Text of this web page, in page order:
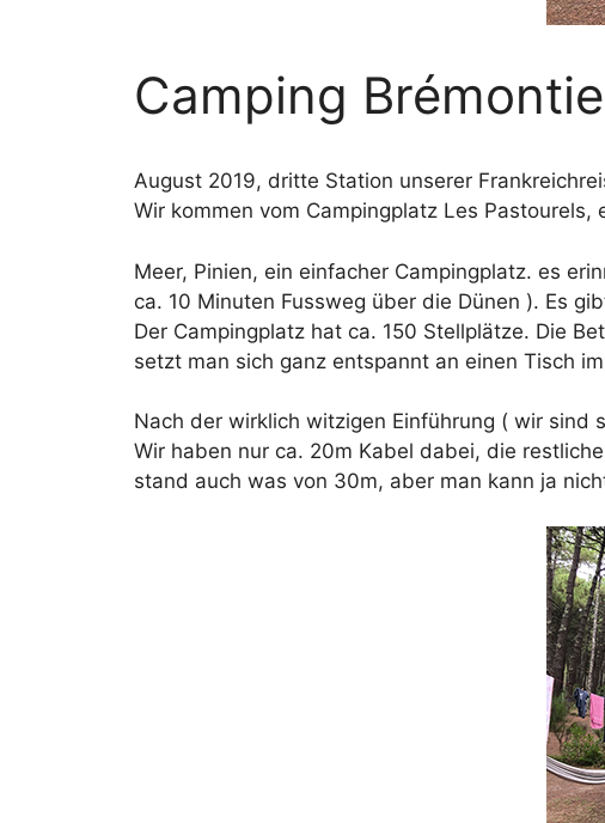
Camping
August 2019, dritte Station unserer
Wir kommen vom Campingplatz Les
Meer, Pinien, ein einfacher Campingplatz. es
ca. 10 Minuten Fussweg über die Dünen ). Es
Der Campingplatz hat ca. 150 Stellplätze. Die
setzt man sich ganz entspannt an einen Tisch
Nach der wirklich witzigen Einführung ( wir sind
Wir haben nur ca. 20m Kabel dabei, die
stand auch was von 30m, aber man kann ja